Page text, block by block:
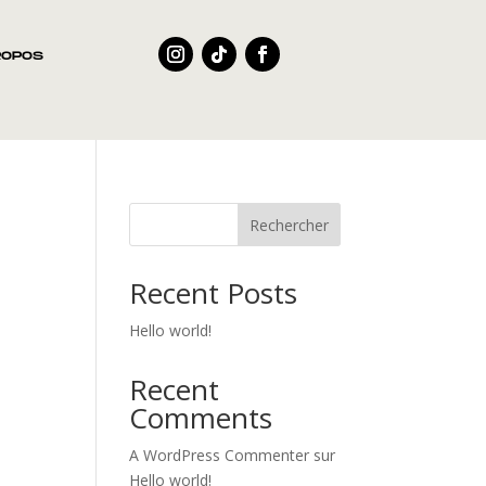
Rechercher
Recent Posts
Hello world!
Recent
Comments
A WordPress Commenter sur
Hello world!